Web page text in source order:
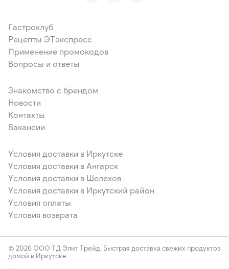
Гастроклуб
Рецепты ЭТэкспресс
Применение промокодов
Вопросы и ответы
Знакомство с брендом
Новости
Контакты
Вакансии
Условия доставки в Иркутске
Условия доставки в Ангарск
Условия доставки в Шелехов
Условия доставки в Иркутский район
Условия оплаты
Условия возврата
© 2026 ООО ТД Элит Трейд. Быстрая доставка свежих продуктов
домой в Иркутске.